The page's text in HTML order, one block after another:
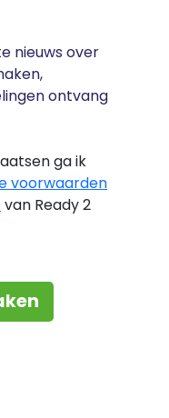
nieuws over
ontvang
ga ik
voorwaarden
van Ready 2